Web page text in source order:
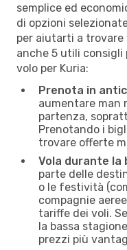
semplice ed
di opzioni
per aiutarti a trovare
anche 5 utili consigli
volo per Kuria:
Prenota in
aumentare man
partenza,
Prenotando i
trovare offerte
Vola durante la
parte delle
o le festività
compagnie
tariffe dei voli.
la bassa
prezzi più